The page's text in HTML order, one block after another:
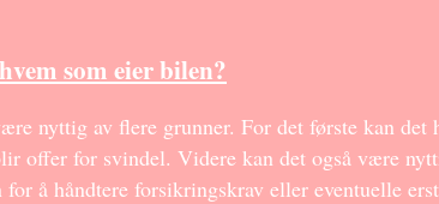
som eier bilen?
nyttig av flere grunner. For det første kan
offer for svindel. Videre kan det også være
å håndtere forsikringskrav eller eventuelle